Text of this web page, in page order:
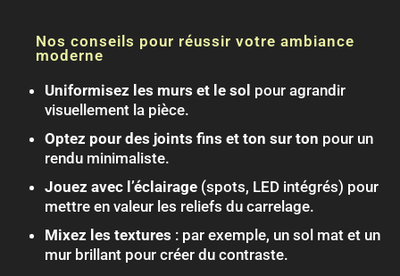
Nos conseils pour réussir votre ambiance
moderne
Uniformisez les murs et le sol pour agrandir
visuellement la pièce.
Optez pour des joints fins et ton sur ton pour un
rendu minimaliste.
Jouez avec l’éclairage(spots, LED intégrés) pour
mettre en valeur les reliefs du carrelage.
Mixez les textures : par exemple, un sol mat et un
mur brillant pour créer du contraste.